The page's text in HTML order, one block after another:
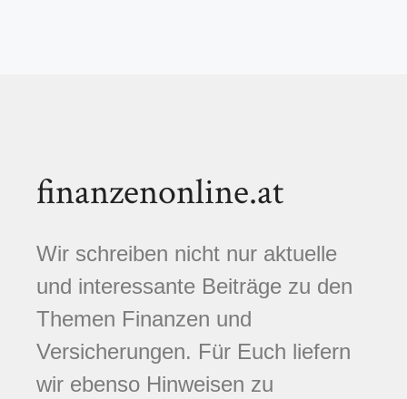
finanzenonline.at
Wir schreiben nicht nur aktuelle
und interessante Beiträge zu den
Themen Finanzen und
Versicherungen. Für Euch liefern
wir ebenso Hinweisen zu